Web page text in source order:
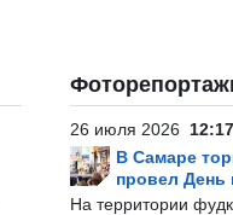
26 июля 2026 12:17
В Самаре
провел День
На территории